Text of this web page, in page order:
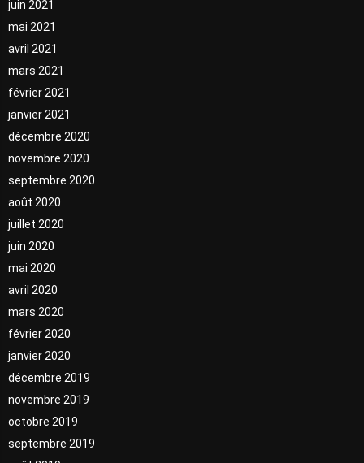
juin 2021
mai 2021
avril 2021
mars 2021
février 2021
janvier 2021
décembre 2020
novembre 2020
septembre 2020
août 2020
juillet 2020
juin 2020
mai 2020
avril 2020
mars 2020
février 2020
janvier 2020
décembre 2019
novembre 2019
octobre 2019
septembre 2019